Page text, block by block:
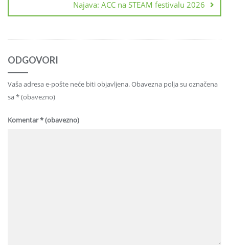
Najava: ACC na STEAM festivalu 2026
ODGOVORI
Vaša adresa e-pošte neće biti objavljena.Obavezna polja su označena
sa* (obavezno)
Komentar* (obavezno)